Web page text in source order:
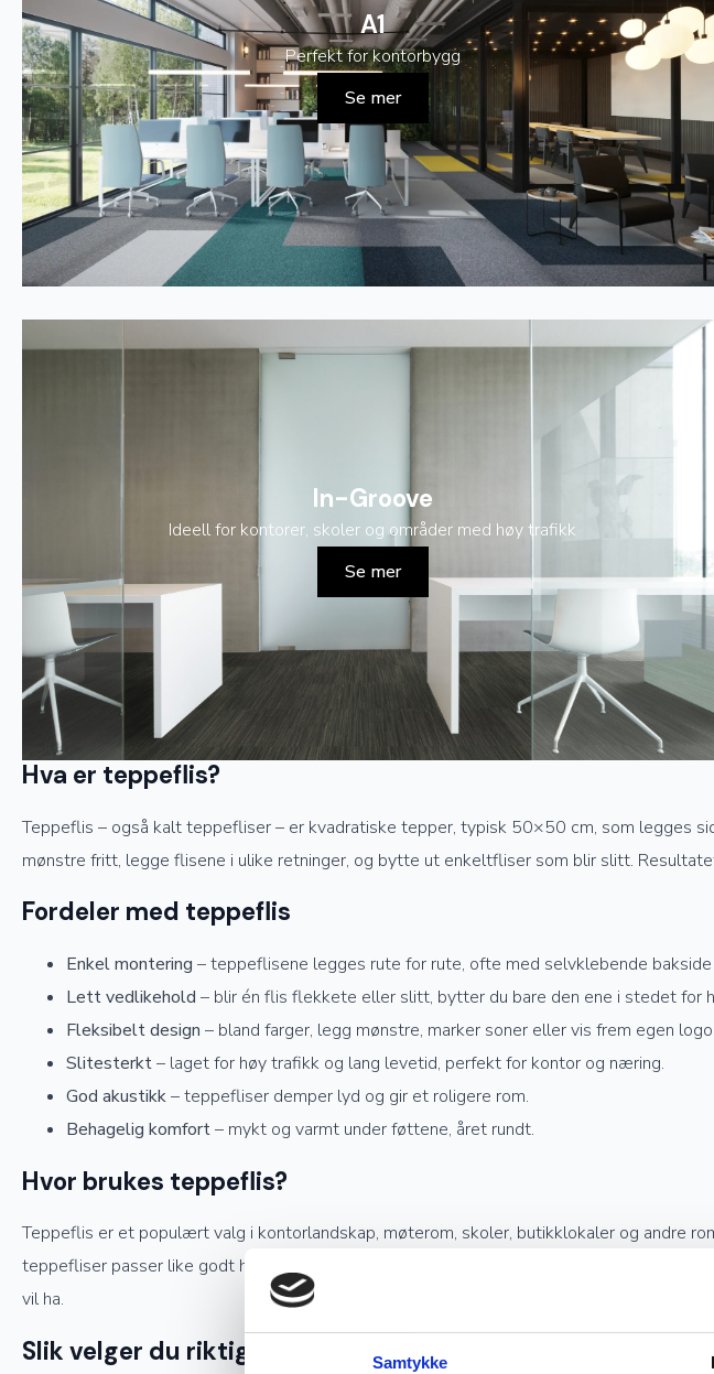
Samtykke
A1
Perfekt for kontorbygg
Se mer
In-Groove
Ideell for kontorer, skoler og områder med høy trafikk
Se mer
Hva er teppeflis?
Teppeflis – også kalt teppefliser – er kvadratiske tepper, typisk 50×50 cm, som legges
mønstre fritt, legge flisene i ulike retninger, og bytte ut enkeltfliser som blir slitt.
Fordeler med teppeflis
Enkel montering – teppeflisene legges rute for rute, ofte med selvklebende
Lett vedlikehold – blir én flis flekkete eller slitt, bytter du bare den ene i stedet for
Fleksibelt design – bland farger, legg mønstre, marker soner eller vis frem egen logo.
Slitesterkt– laget for høy trafikk og lang levetid, perfekt for kontor og næring.
God akustikk– teppefliser demper lyd og gir et roligere rom.
Behagelig komfort– mykt og varmt under føttene, året rundt.
Hvor brukes teppeflis?
Teppeflis er et populært valg i kontorlandskap, møterom, skoler, butikklokaler og andre
teppefliser passer like godt hjemme: på hjemmekontoret, i kjellerstua, på barnerommet
vil ha.
Slik velger du riktig teppeflis